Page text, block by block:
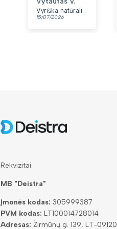
15/07/2026
Rekvizitai
MB "Deistra"
Įmonės kodas: 305999387
PVM kodas: LT100014728014
Adresas: Žirmūnų g. 139, LT-09120